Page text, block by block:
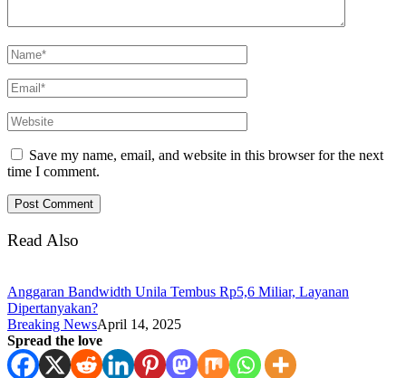
Save my name, email, and website in this browser for the next
time I comment.
Read Also
Anggaran Bandwidth Unila Tembus Rp5,6 Miliar, Layanan
Dipertanyakan?
Breaking NewsApril 14, 2025
Spread the love